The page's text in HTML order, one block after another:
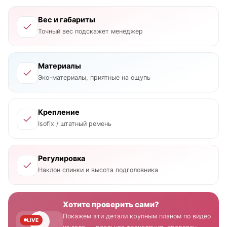
Вес и габариты
Точный вес подскажет менеджер
Материалы
Эко-материалы, приятные на ощупь
Крепление
Isofix / штатный ремень
Регулировка
Наклон спинки и высота подголовника
LIVE
Хотите проверить сами?
Покажем эти детали крупным планом по видео